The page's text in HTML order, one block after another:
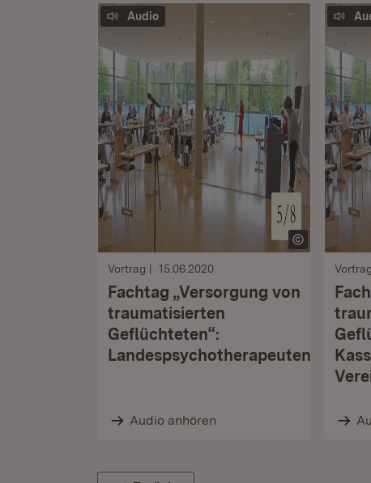
Audio
Vortrag 15.06.2020
Fachtag „Versorgung von
traumatisierten
Geflüchteten“:
Audio anhören
Vortrag